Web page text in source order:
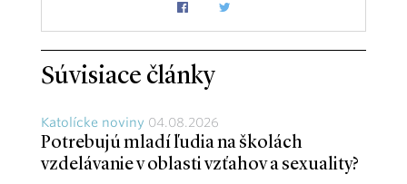
Súvisiace články
Katolícke noviny 04.08.2026
Potrebujú mladí ľudia na školách
vzdelávanie v oblasti vzťahov a sexuality?